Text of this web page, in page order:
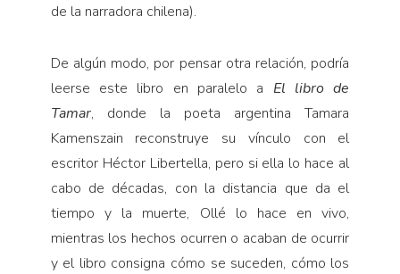
de la narradora chilena).
De algún modo, por pensar otra relación, podría
leerse este libro en paralelo a El libro de
Tamar, donde la poeta argentina Tamara
Kamenszain reconstruye su vínculo con el
escritor Héctor Libertella, pero si ella lo hace al
cabo de décadas, con la distancia que da el
tiempo y la muerte, Ollé lo hace en vivo,
mientras los hechos ocurren o acaban de ocurrir
y el libro consigna cómo se suceden, cómo los